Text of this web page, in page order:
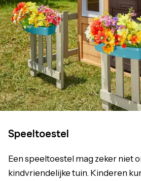
Speeltoestel
Een speeltoestel mag zeker niet
kindvriendelijke tuin. Kinderen